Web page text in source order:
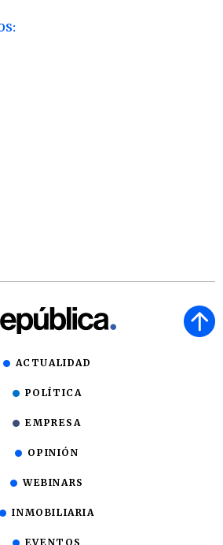
ACTUALIDAD
POLÍTICA
EMPRESA
OPINIÓN
WEBINARS
INMOBILIARIA
EVENTOS